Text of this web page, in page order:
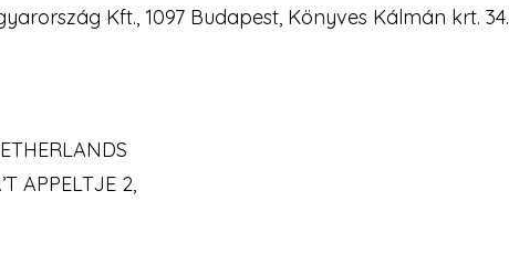
Kft., 1097 Budapest, Könyves Kálmán krt. 34.
APPELTJE 2,